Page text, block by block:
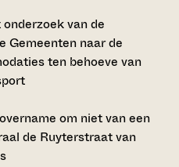
van de
Gemeenten naar de
ten behoeve van
om niet van een
de Ruyterstraat van